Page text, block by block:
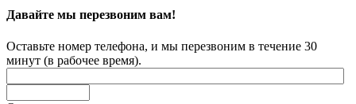
Давайте мы перезвоним вам!
Оставьте номер телефона, и мы перезвоним в течение 30
минут (в рабочее время).